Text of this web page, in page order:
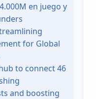
en juego y
for Global
to connect 46
and boosting